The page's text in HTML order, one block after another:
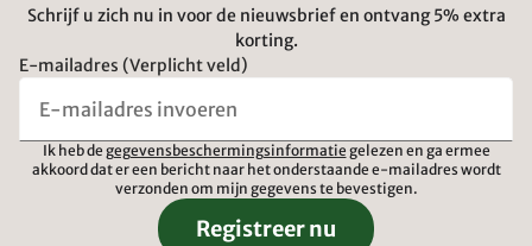
Schrijf u zich nu in voor de nieuwsbrief en ontvang 5% extra
korting.
E-mailadres (Verplicht veld)
Ik heb de gegevensbeschermingsinformatie gelezen en ga ermee
akkoord dat er een bericht naar het onderstaande e-mailadres wordt
verzonden om mijn gegevens te bevestigen.
Registreer nu